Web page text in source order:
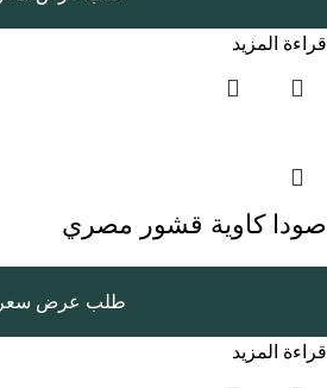
قراءة المزيد
صودا كاوية قشور مصري
طلب عرض سعر
قراءة المزيد